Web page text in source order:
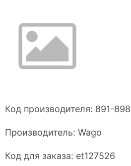
Код производителя: 891-
Производитель: Wago
Код для заказа: et127526